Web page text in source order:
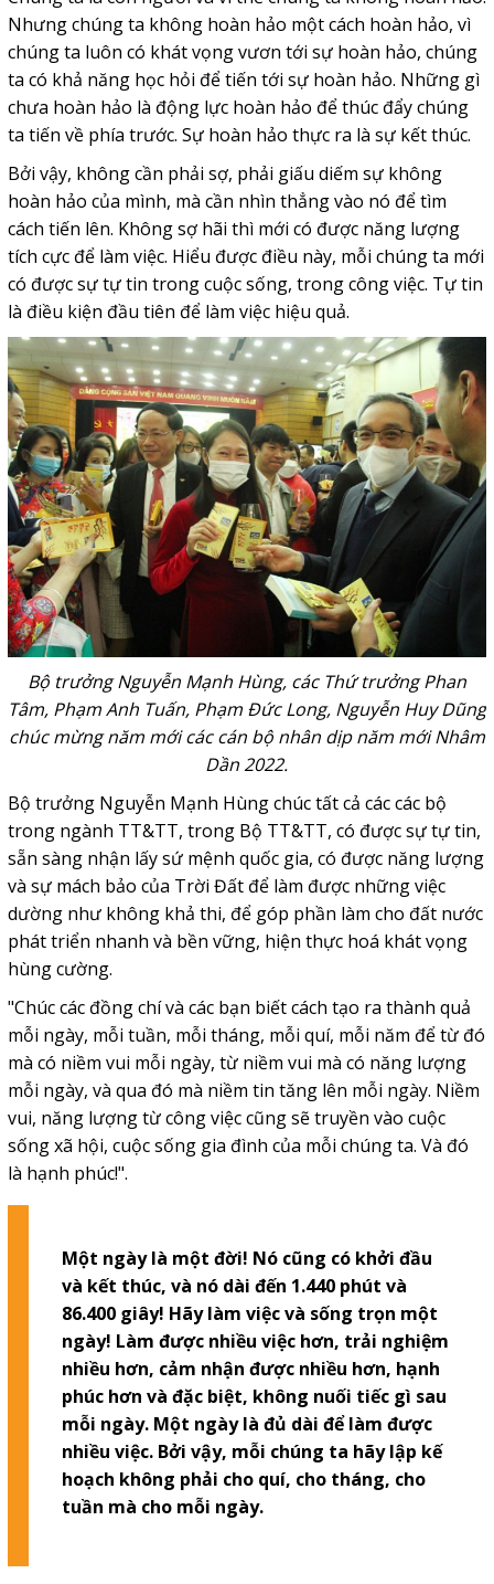
Nhưng chúng ta không hoàn hảo một cách hoàn hảo, vì
chúng ta luôn có khát vọng vươn tới sự hoàn hảo, chúng
ta có khả năng học hỏi để tiến tới sự hoàn hảo. Những gì
chưa hoàn hảo là động lực hoàn hảo để thúc đẩy chúng
ta tiến về phía trước. Sự hoàn hảo thực ra là sự kết thúc.
Bởi vậy, không cần phải sợ, phải giấu diếm sự không
hoàn hảo của mình, mà cần nhìn thẳng vào nó để tìm
cách tiến lên. Không sợ hãi thì mới có được năng lượng
tích cực để làm việc. Hiểu được điều này, mỗi chúng ta mới
có được sự tự tin trong cuộc sống, trong công việc. Tự tin
là điều kiện đầu tiên để làm việc hiệu quả.
Bộ trưởng Nguyễn Mạnh Hùng, các Thứ trưởng Phan
Tâm, Phạm Anh Tuấn, Phạm Đức Long, Nguyễn Huy Dũng
chúc mừng năm mới các cán bộ nhân dịp năm mới Nhâm
Dần 2022.
Bộ trưởng Nguyễn Mạnh Hùng chúc tất cả các các bộ
trong ngành TT&TT, trong Bộ TT&TT, có được sự tự tin,
sẵn sàng nhận lấy sứ mệnh quốc gia, có được năng lượng
và sự mách bảo của Trời Đất để làm được những việc
dường như không khả thi, để góp phần làm cho đất nước
phát triển nhanh và bền vững, hiện thực hoá khát vọng
hùng cường.
"Chúc các đồng chí và các bạn biết cách tạo ra thành quả
mỗi ngày, mỗi tuần, mỗi tháng, mỗi quí, mỗi năm để từ đó
mà có niềm vui mỗi ngày, từ niềm vui mà có năng lượng
mỗi ngày, và qua đó mà niềm tin tăng lên mỗi ngày. Niềm
vui, năng lượng từ công việc cũng sẽ truyền vào cuộc
sống xã hội, cuộc sống gia đình của mỗi chúng ta. Và đó
là hạnh phúc!".
Một ngày là một đời! Nó cũng có khởi đầu
và kết thúc, và nó dài đến 1.440 phút và
86.400 giây! Hãy làm việc và sống trọn một
ngày! Làm được nhiều việc hơn, trải nghiệm
nhiều hơn, cảm nhận được nhiều hơn, hạnh
phúc hơn và đặc biệt, không nuối tiếc gì sau
mỗi ngày. Một ngày là đủ dài để làm được
nhiều việc. Bởi vậy, mỗi chúng ta hãy lập kế
hoạch không phải cho quí, cho tháng, cho
tuần mà cho mỗi ngày.